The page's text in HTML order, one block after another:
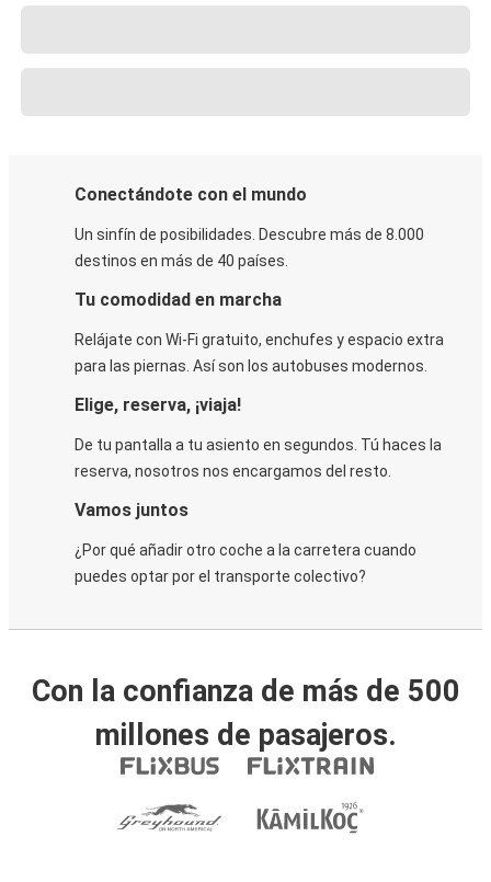
Conectándote con el mundo
Un sinfín de posibilidades. Descubre más de 8.000
destinos en más de 40 países.
Tu comodidad en marcha
Relájate con Wi-Fi gratuito, enchufes y espacio extra
para las piernas. Así son los autobuses modernos.
Elige, reserva, ¡viaja!
De tu pantalla a tu asiento en segundos. Tú haces la
reserva, nosotros nos encargamos del resto.
Vamos juntos
¿Por qué añadir otro coche a la carretera cuando
puedes optar por el transporte colectivo?
Con la confianza de más de 500
millones de pasajeros.